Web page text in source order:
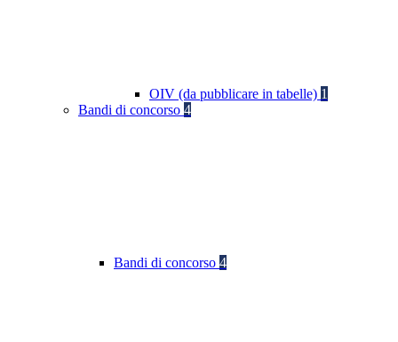
OIV (da pubblicare in tabelle) 1
Bandi di concorso 4
Bandi di concorso 4